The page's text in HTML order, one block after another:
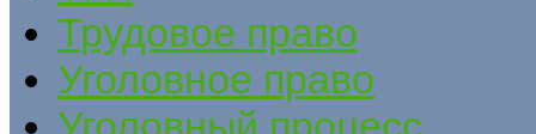
Трудовое право
Уголовное право